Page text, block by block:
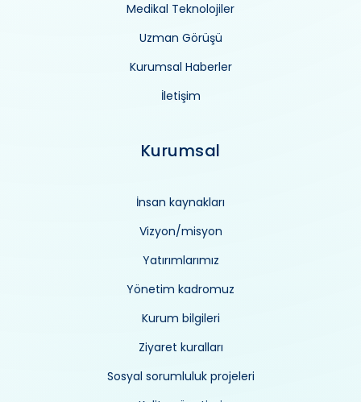
Medikal Teknolojiler
Uzman Görüşü
Kurumsal Haberler
İletişim
Kurumsal
İnsan kaynakları
Vizyon/misyon
Yatırımlarımız
Yönetim kadromuz
Kurum bilgileri
Ziyaret kuralları
Sosyal sorumluluk projeleri